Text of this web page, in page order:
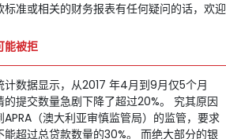
准或相关的财务报表有任何疑问的话，欢迎
能被拒
数据显示，从2017 年4月到9月仅5个月
提交数量急剧下降了超过20%。 究其原因
（澳大利亚审慎监管局）的监管，要求
超过总贷款数量的30%。 而绝大部分的银